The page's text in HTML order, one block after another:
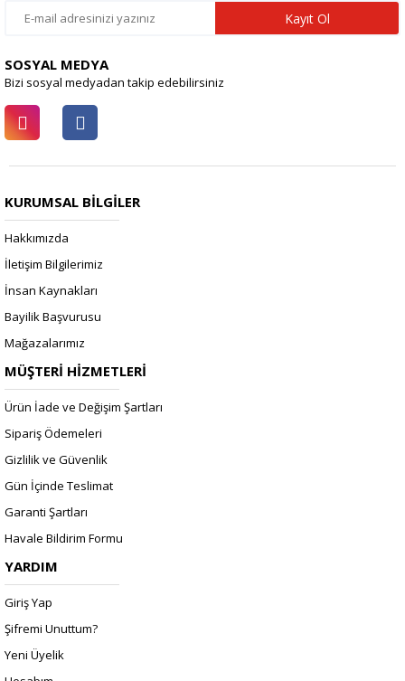
Kayıt Ol
SOSYAL MEDYA
Bizi sosyal medyadan takip edebilirsiniz
KURUMSAL BİLGİLER
Hakkımızda
İletişim Bilgilerimiz
İnsan Kaynakları
Bayilik Başvurusu
Mağazalarımız
MÜŞTERİ HİZMETLERİ
Ürün İade ve Değişim Şartları
Sipariş Ödemeleri
Gizlilik ve Güvenlik
Gün İçinde Teslimat
Garanti Şartları
Havale Bildirim Formu
YARDIM
Giriş Yap
Şifremi Unuttum?
Yeni Üyelik